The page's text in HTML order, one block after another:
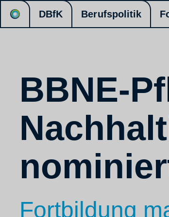
DBfK Berufspolitik
BBNE-
Fortbildung